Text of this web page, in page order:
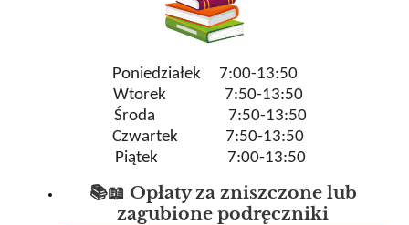
Poniedziałek 7:00-13:50
Wtorek 7:50-13:50
Środa 7:50-13:50
Czwartek 7:50-13:50
Piątek 7:00-13:50
📚📖 Opłaty za zniszczone lub
zagubione podręczniki